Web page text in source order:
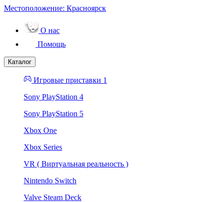
Местоположение: Красноярск
О нас
Помощь
Каталог
Игровые приставки 1
Sony PlayStation 4
Sony PlayStation 5
Xbox One
Xbox Series
VR ( Виртуальная реальность )
Nintendo Switch
Valve Steam Deck